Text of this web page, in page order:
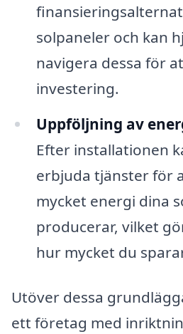
solpaneler och kan
navigera dessa för
investering.
Uppföljning av
Efter installationen
erbjuda tjänster för
mycket energi dina
producerar, vilket
hur mycket du
Utöver dessa
ett företag med